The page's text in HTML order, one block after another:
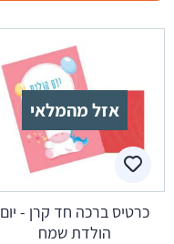
אזל מהמלאי
כרטיס ברכה חד קרן - יום
הולדת שמח